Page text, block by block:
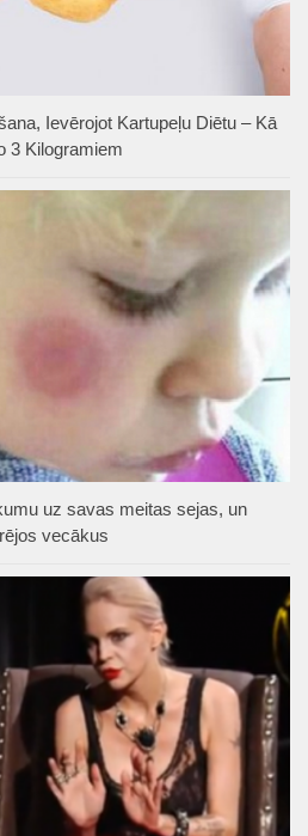
Ievērojot Kartupeļu Diētu – Kā
3 Kilogramiem
uz savas meitas sejas, un
vecākus